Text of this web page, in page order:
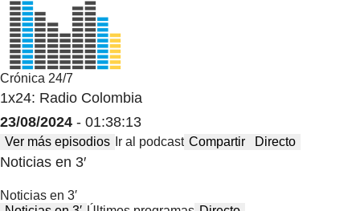
Crónica 24/7
1x24: Radio Colombia
23/08/2024 - 01:38:13
Ver más episodios Ir al podcast Compartir Directo
Noticias en 3′
Noticias en 3′